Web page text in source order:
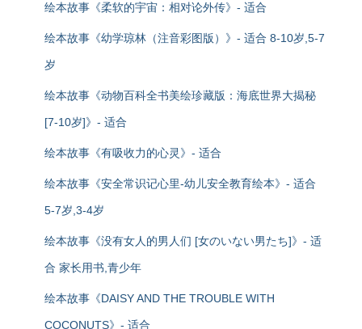
绘本故事《柔软的宇宙：相对论外传》- 适合
绘本故事《幼学琼林（注音彩图版）》- 适合 8-10岁,5-7
岁
绘本故事《动物百科全书美绘珍藏版：海底世界大揭秘
[7-10岁]》- 适合
绘本故事《有吸收力的心灵》- 适合
绘本故事《安全常识记心里-幼儿安全教育绘本》- 适合
5-7岁,3-4岁
绘本故事《没有女人的男人们 [女のいない男たち]》- 适
合 家长用书,青少年
绘本故事《DAISY AND THE TROUBLE WITH
COCONUTS》- 适合